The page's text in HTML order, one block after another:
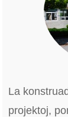
La
projektoj,